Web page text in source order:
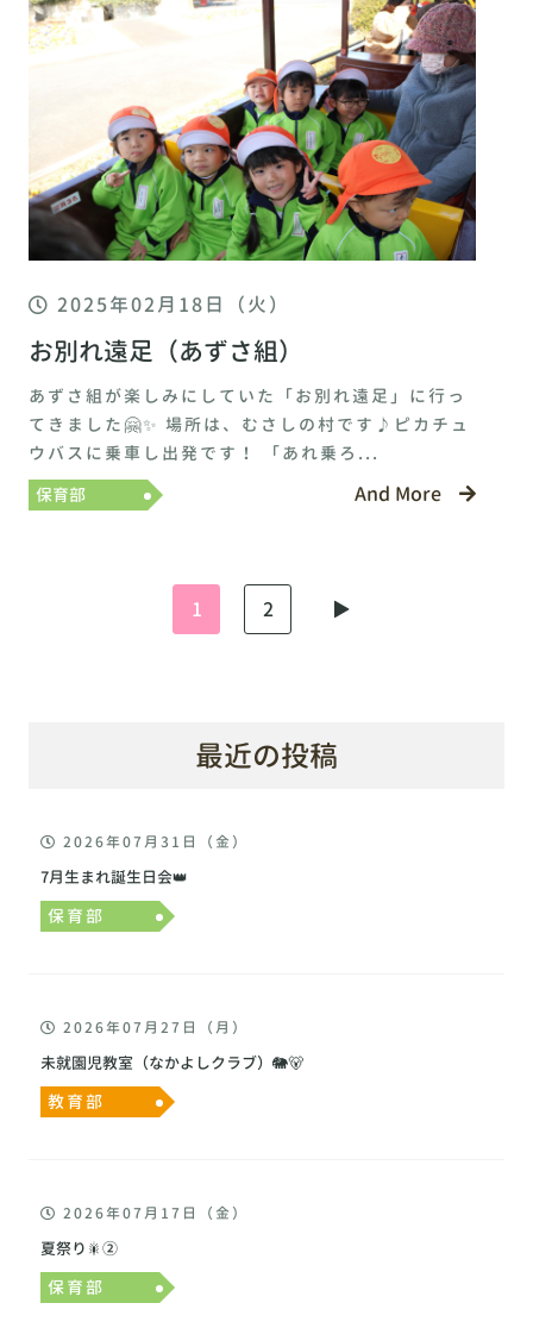
2025年02月18日（火）
お別れ遠足（あずさ組）
あずさ組が楽しみにしていた「お別れ遠足」に行っ
てきました🤗✨ 場所は、むさしの村です♪ピカチュ
ウバスに乗車し出発です！ 「あれ乗ろ...
保育部
And More
1 2 ▶︎
最近の投稿
2026年07月31日（金）
7月生まれ誕生日会👑
保育部
2026年07月27日（月）
未就園児教室（なかよしクラブ）🐘🐻
教育部
2026年07月17日（金）
夏祭り🎇②
保育部